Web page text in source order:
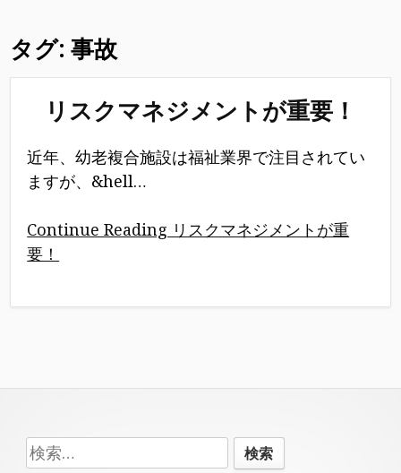
タグ:事故
リスクマネジメントが重要！
近年、幼老複合施設は福祉業界で注目されてい
ますが、&hell…
Continue Reading リスクマネジメントが重
要！
Footer
検
索: